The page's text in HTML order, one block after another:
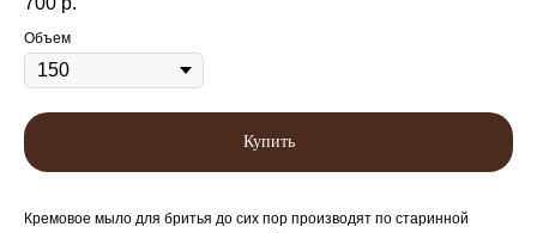
Объем
Купить
Кремовое мыло для бритья до сих пор производят по старинной